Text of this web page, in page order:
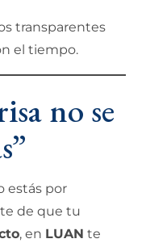
transparentes
el tiempo.
no se
estás por
de que tu
, en LUAN te